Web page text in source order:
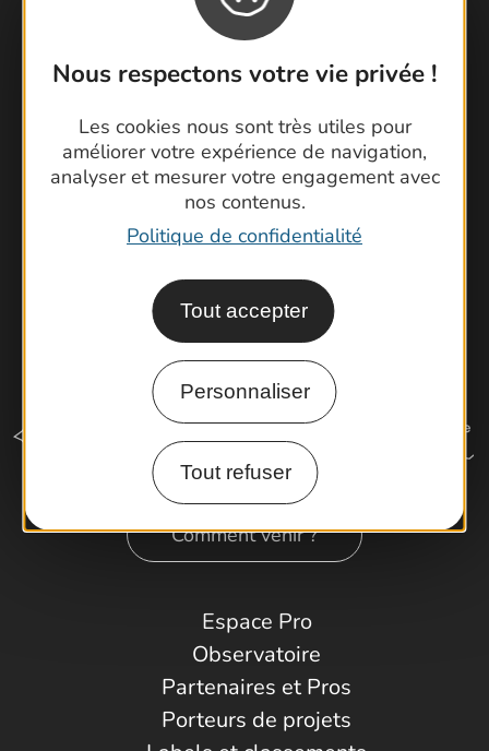
Nous respectons votre vie privée !
Les cookies nous sont très utiles pour
améliorer votre expérience de navigation,
analyser et mesurer votre engagement avec
nos contenus.
Politique de confidentialité
Tout accepter
Personnaliser
Tout refuser
Contactez-nous !
Foire aux questions
Cartoguides et Topoguides
Latitude Gard
Comment venir ?
Espace Pro
Observatoire
Partenaires et Pros
Porteurs de projets